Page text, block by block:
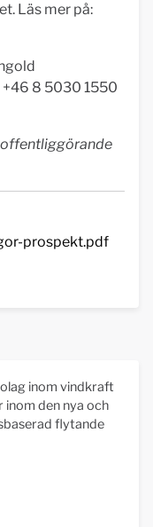
Läs mer på:
+46 8 5030 1550
prospekt.pdf
inom vindkraft
inom den nya och
flytande